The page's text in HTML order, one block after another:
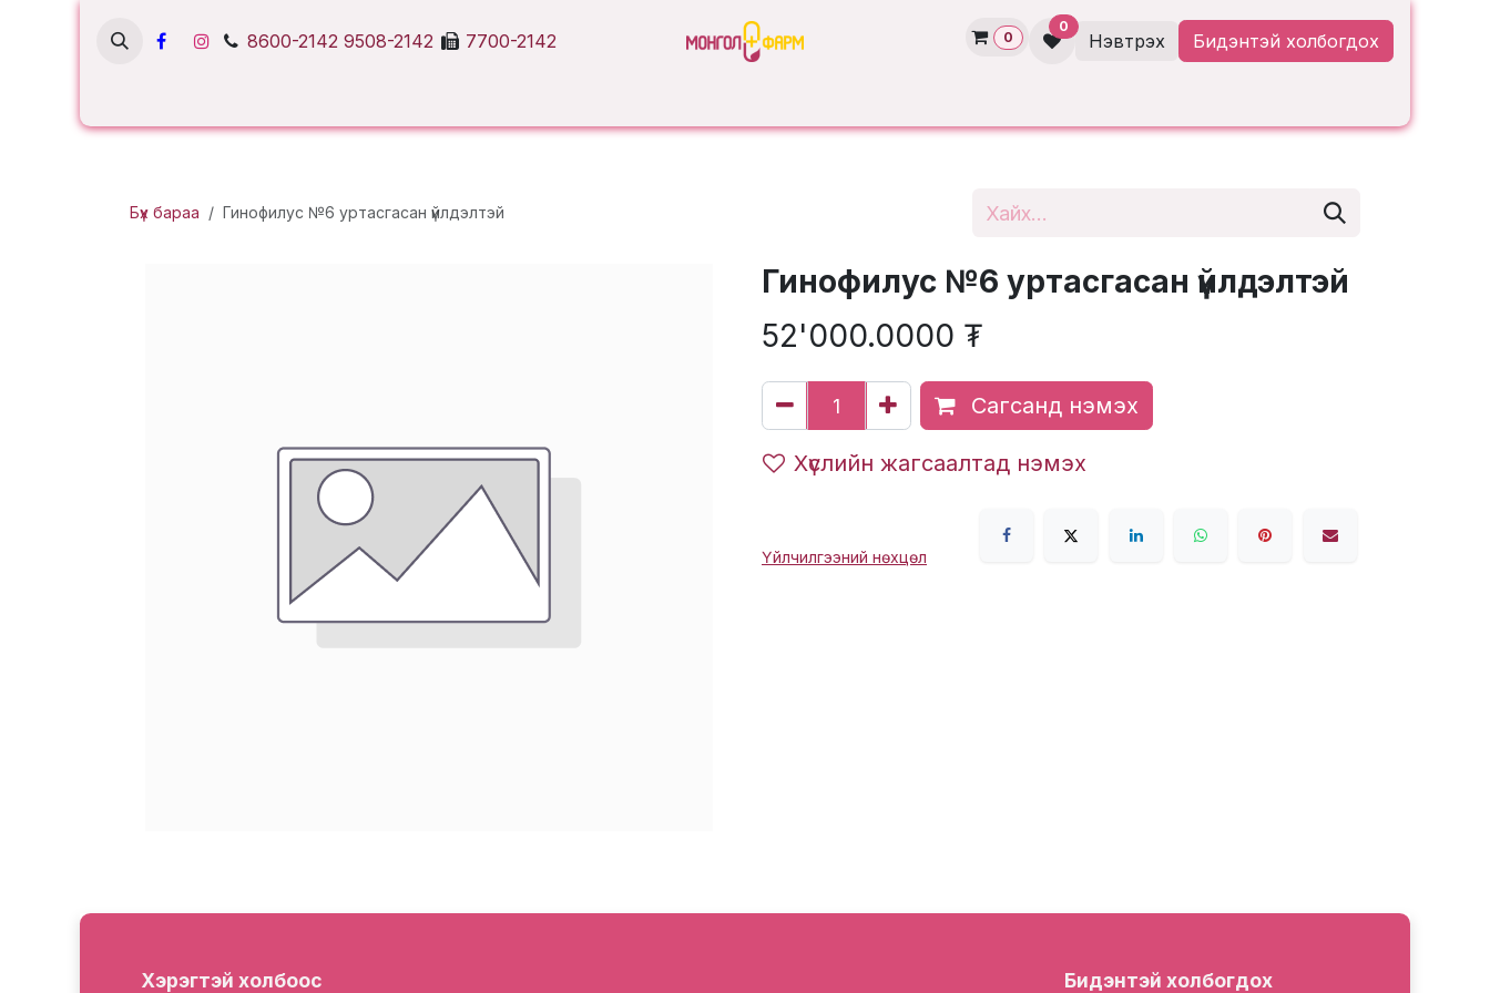
8600-2142 9508-2142 7700-2142 0
0
Нэвтрэх Бидэнтэй холбогдох
Бүх бараа Гинофилус №6 уртасгасан үйлдэлтэй
Гинофилус №6 уртасгасан үйлдэлтэй
52'000.0000 ₮
Сагсанд нэмэх
Хүслийн жагсаалтад нэмэх
Үйлчилгээний нөхцөл
Хэрэгтэй холбоос Бидэнтэй холбогдох